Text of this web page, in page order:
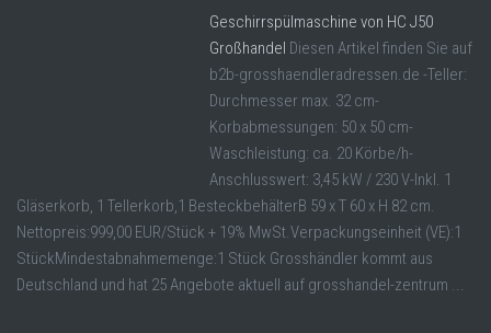
Geschirrspülmaschine von HC J50
Großhandel Diesen Artikel finden Sie auf
b2b-grosshaendleradressen.de -Teller:
Durchmesser max. 32 cm-
Korbabmessungen: 50 x 50 cm-
Waschleistung: ca. 20 Körbe/h-
Anschlusswert: 3,45 kW / 230 V-Inkl. 1
Gläserkorb, 1 Tellerkorb,1 BesteckbehälterB 59 x T 60 x H 82 cm.
Nettopreis:999,00 EUR/Stück + 19% MwSt.Verpackungseinheit (VE):1
StückMindestabnahmemenge:1 Stück Grosshändler kommt aus
Deutschland und hat 25 Angebote aktuell auf grosshandel-zentrum ...